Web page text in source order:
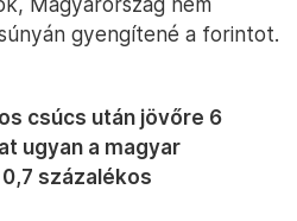
gyengítené a forintot.
csúcs után jövőre 6
ugyan a magyar
százalékos